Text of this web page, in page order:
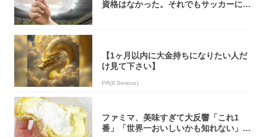
資格はなかった。それでもサッカーには
【1ヶ月以内に大金持ちになりたい人だ
け見て下さい】
PR(Il Sereno)
ファミマ、美味すぎて大反響「これ1
番」「世界一おいしいかも知れない」